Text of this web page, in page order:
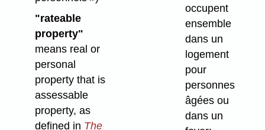
"rateable
property"
means real or
personal
property that is
assessable
property, as
defined in The
occupent
ensemble
dans un
logement
pour
personnes
âgées ou
dans un